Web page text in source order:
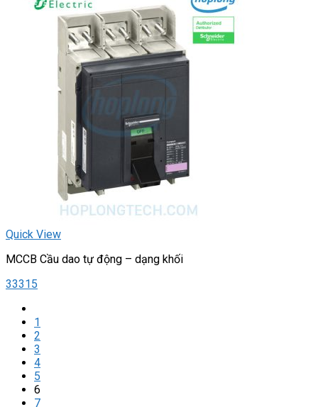
Quick View
MCCB Cầu dao tự động – dạng khối
33315
1
2
3
4
5
6
7